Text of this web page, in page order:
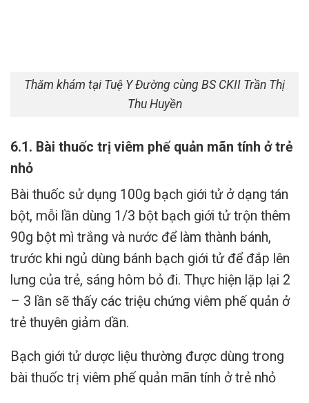
Thăm khám tại Tuệ Y Đường cùng BS CKII Trần Thị
Thu Huyền
6.1. Bài thuốc trị viêm phế quản mãn tính ở trẻ
nhỏ
Bài thuốc sử dụng 100g bạch giới tử ở dạng tán
bột, mỗi lần dùng 1/3 bột bạch giới tử trộn thêm
90g bột mì trắng và nước để làm thành bánh,
trước khi ngủ dùng bánh bạch giới tử để đắp lên
lưng của trẻ, sáng hôm bỏ đi. Thực hiện lặp lại 2
– 3 lần sẽ thấy các triệu chứng viêm phế quản ở
trẻ thuyên giảm dần.
Bạch giới tử dược liệu thường được dùng trong
bài thuốc trị viêm phế quản mãn tính ở trẻ nhỏ